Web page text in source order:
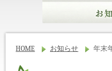
HOME お知らせ 年末